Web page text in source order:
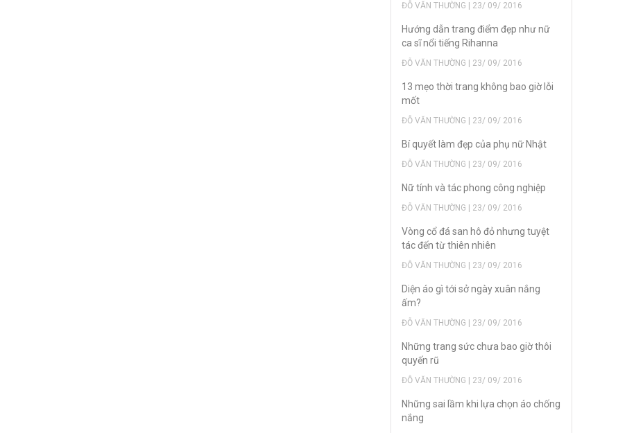
ĐỖ VĂN THƯỜNG | 23/ 09/ 2016
Hướng dẫn trang điểm đẹp như nữ
ca sĩ nổi tiếng Rihanna
ĐỖ VĂN THƯỜNG | 23/ 09/ 2016
13 mẹo thời trang không bao giờ lỗi
mốt
ĐỖ VĂN THƯỜNG | 23/ 09/ 2016
Bí quyết làm đẹp của phụ nữ Nhật
ĐỖ VĂN THƯỜNG | 23/ 09/ 2016
Nữ tính và tác phong công nghiệp
ĐỖ VĂN THƯỜNG | 23/ 09/ 2016
Vòng cổ đá san hô đỏ nhưng tuyệt
tác đến từ thiên nhiên
ĐỖ VĂN THƯỜNG | 23/ 09/ 2016
Diện áo gì tới sở ngày xuân nắng
ấm?
ĐỖ VĂN THƯỜNG | 23/ 09/ 2016
Những trang sức chưa bao giờ thôi
quyến rũ
ĐỖ VĂN THƯỜNG | 23/ 09/ 2016
Những sai lầm khi lựa chọn áo chống
nắng